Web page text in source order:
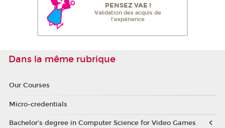
PENSEZ VAE !
Validation des acquis de
l'expérience
Dans la même rubrique
Our Courses
Micro-credentials
Bachelor’s degree in Computer Science for Video Games